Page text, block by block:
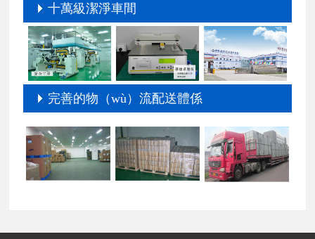
十萬級潔淨車間
完善的物（wù）流配送體係